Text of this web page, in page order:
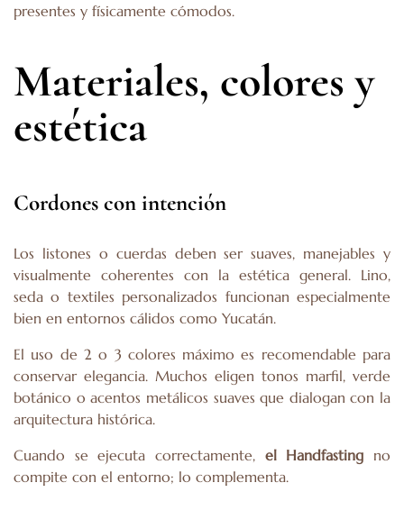
presentes y físicamente cómodos.
Materiales, colores y
estética
Cordones con intención
Los listones o cuerdas deben ser suaves, manejables y
visualmente coherentes con la estética general. Lino,
seda o textiles personalizados funcionan especialmente
bien en entornos cálidos como Yucatán.
El uso de 2 o 3 colores máximo es recomendable para
conservar elegancia. Muchos eligen tonos marfil, verde
botánico o acentos metálicos suaves que dialogan con la
arquitectura histórica.
Cuando se ejecuta correctamente, el Handfasting no
compite con el entorno; lo complementa.